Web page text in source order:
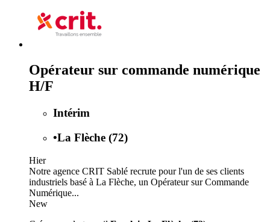
Opérateur sur commande numérique
H/F
Intérim
•La Flèche (72)
Hier
Notre agence CRIT Sablé recrute pour l'un de ses clients
industriels basé à La Flèche, un Opérateur sur Commande
Numérique...
New